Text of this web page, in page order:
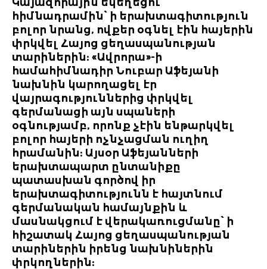
հիմնադրամին՝ ի երախտագիտություն
բոլոր նրանց, ովքեր օգնել էին հայերին
փրկվել Հայոց ցեղասպանության
տարիներին: «Ավրորա»-ի
համահիմնադիր Նուբար Աֆեյանի
նախնին կարողացել էր
վայրագություններից փրկվել
գերմանացի այն սպաների
օգնությամբ, որոնք չէին ենթարկվել
բոլոր հայերի ոչնչացման ուղիղ
հրամանին: Այսօր Աֆեյանների
երախտապարտ ընտանիքը
պատասխան գործով իր
երախտագիտությունն է հայտնում
գերմանական համայնքին և
մասնակցում է վերակառուցմանը՝ ի
հիշատակ Հայոց ցեղասպանության
տարիներին իրենց նախնիներին
փրկողներին: